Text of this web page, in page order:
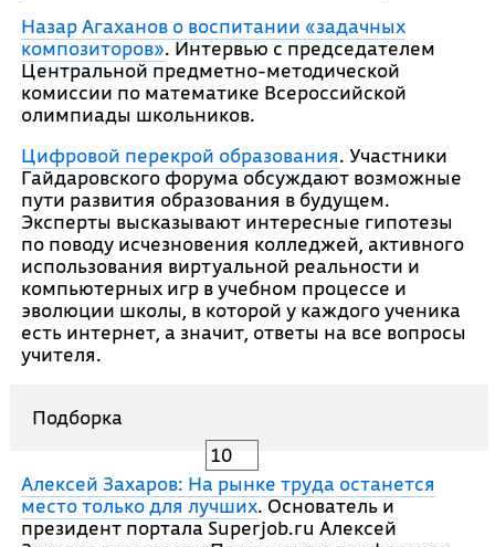
Назар Агаханов о воспитании «задачных
композиторов». Интервью с председателем
Центральной предметно-методической
комиссии по математике Всероссийской
олимпиады школьников.
Цифровой перекрой образования. Участники
Гайдаровского форума обсуждают возможные
пути развития образования в будущем.
Эксперты высказывают интересные гипотезы
по поводу исчезновения колледжей, активного
использования виртуальной реальности и
компьютерных игр в учебном процессе и
эволюции школы, в которой у каждого ученика
есть интернет, а значит, ответы на все вопросы
учителя.
Подборка
10
Алексей Захаров: На рынке труда останется
место только для лучших. Основатель и
президент портала Superjob.ru Алексей